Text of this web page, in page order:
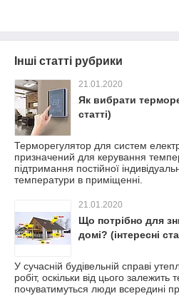
Інші статті рубрики
21.01.2020
Як вибрати
статті)
Терморегулятор для систем
призначений для керування
підтримання постійної
температури в приміщенні.
21.01.2020
Що потрібно для
домі? (інтересні
У сучасній будівельній справі
робіт, оскільки від цього залежить
почуватимуться люди всередині